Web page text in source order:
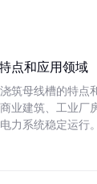
点和应用领域
筑母线槽的特点
业建筑、工业厂
力系统稳定运行。